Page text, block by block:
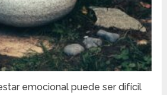
emocional puede ser difícil